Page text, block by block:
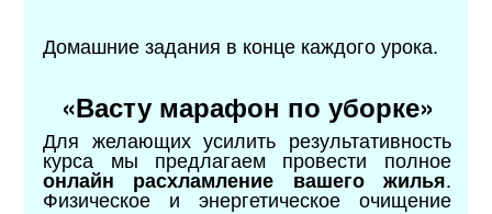
Домашние задания в конце каждого урока.
«Васту марафон по уборке»
Для желающих усилить результативность
курса мы предлагаем провести полное
онлайн расхламление вашего жилья.
Физическое и энергетическое очищение